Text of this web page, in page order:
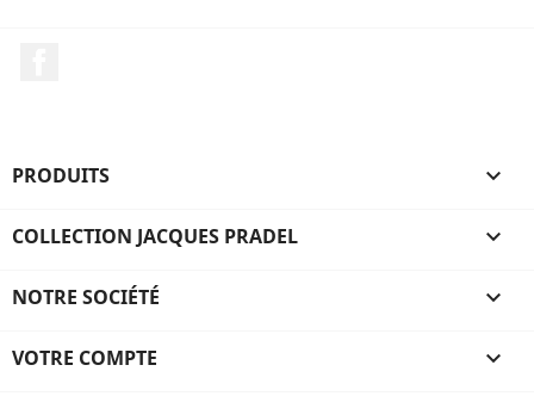
PRODUITS 
COLLECTION JACQUES PRADEL 
NOTRE SOCIÉTÉ 
VOTRE COMPTE 